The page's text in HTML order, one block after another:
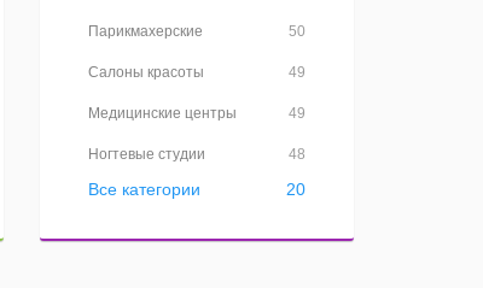
50
Парикмахерские
49
Салоны красоты
49
Медицинские центры
48
Ногтевые студии
20
Все категории